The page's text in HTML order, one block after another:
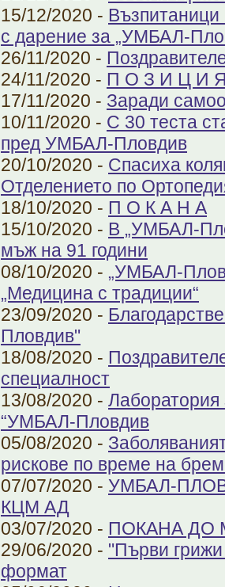
15/12/2020 -
с дарение за „УМБАЛ-
26/11/2020 -
24/11/2020 - П О З И Ц И
17/11/2020 - Заради
10/11/2020 - С 30 теста
пред УМБАЛ-Пловдив
20/10/2020 - Спасиха
Отделението по
18/10/2020 - П О К А Н А
15/10/2020 - В „УМБАЛ-
мъж на 91 години
08/10/2020 - „УМБАЛ-
„Медицина с традиции“
23/09/2020 -
Пловдив"
18/08/2020 -
специалност
13/08/2020 - Лаборатория
“УМБАЛ-Пловдив
05/08/2020 -
рискове по време на
07/07/2020 - УМБАЛ-
КЦМ АД
03/07/2020 - ПОКАНА ДО
29/06/2020 - "Първи
формат